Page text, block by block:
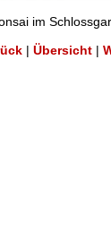
im
| Übersicht|